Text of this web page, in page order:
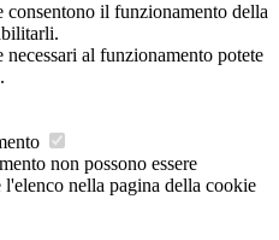
consentono il funzionamento della
al funzionamento potete
.
non possono essere
nella pagina della cookie